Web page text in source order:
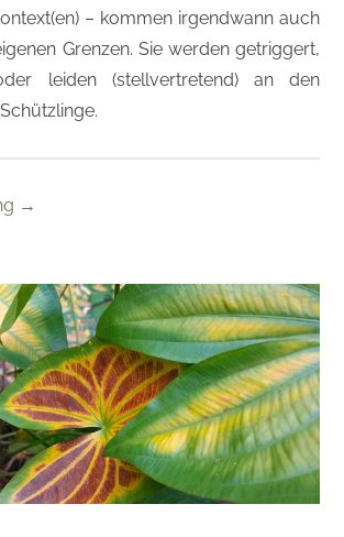
– kommen irgendwann auch
Grenzen. Sie werden getriggert,
leiden (stellvertretend) an den
→